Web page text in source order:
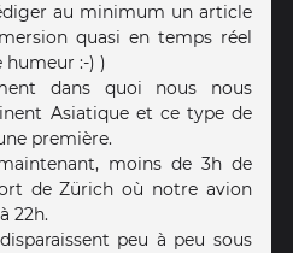
au minimum un article
quasi en temps réel
:-) )
dans quoi nous nous
Asiatique et ce type de
première.
moins de 3h de
de Zürich où notre avion
22h.
peu à peu sous